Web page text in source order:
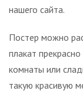
нашего сайта.
Постер можно
плакат
комнаты или
такую красивую